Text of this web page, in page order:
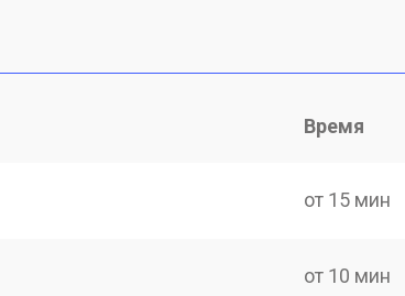
Время
от 15 мин
от 10 мин